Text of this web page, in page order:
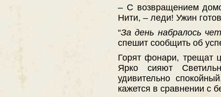
– С возвращением
Нити, – леди! Ужин
“За день набралось
спешит сообщить об
Горят фонари, трещат
Ярко сияют
удивительно
кажется в сравнении с